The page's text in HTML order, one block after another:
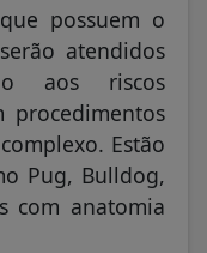
possuem o
atendidos
aos riscos
procedimentos
Estão
Pug, Bulldog,
com anatomia